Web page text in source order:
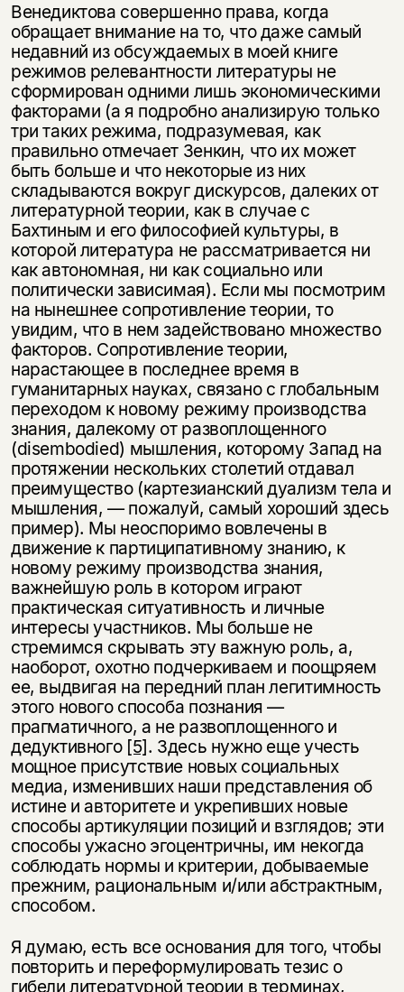
Венедиктова совершенно права, когда
обращает внимание на то, что даже самый
недавний из обсуждаемых в моей книге
режимов релевантности литературы не
сформирован одними лишь экономическими
факторами (а я подробно анализирую только
три таких режима, подразумевая, как
правильно отмечает Зенкин, что их может
быть больше и что некоторые из них
складываются вокруг дискурсов, далеких от
литературной теории, как в случае с
Бахтиным и его философией культуры, в
которой литература не рассматривается ни
как автономная, ни как социально или
политически зависимая). Если мы посмотрим
на нынешнее сопротивление теории, то
увидим, что в нем задействовано множество
факторов. Сопротивление теории,
нарастающее в последнее время в
гуманитарных науках, связано с глобальным
переходом к новому режиму производства
знания, далекому от развоплощенного
(disembodied) мышления, которому Запад на
протяжении нескольких столетий отдавал
преимущество (картезианский дуализм тела и
мышления, — пожалуй, самый хороший здесь
пример). Мы неоспоримо вовлечены в
движение к партиципативному знанию, к
новому режиму производства знания,
важнейшую роль в котором играют
практическая ситуативность и личные
интересы участников. Мы больше не
стремимся скрывать эту важную роль, а,
наоборот, охотно подчеркиваем и поощряем
ее, выдвигая на передний план легитимность
этого нового способа познания —
прагматичного, а не развоплощенного и
дедуктивного [5]. Здесь нужно еще учесть
мощное присутствие новых социальных
медиа, изменивших наши представления об
истине и авторитете и укрепивших новые
способы артикуляции позиций и взглядов; эти
способы ужасно эгоцентричны, им некогда
соблюдать нормы и критерии, добываемые
прежним, рациональным и/или абстрактным,
способом.
Я думаю, есть все основания для того, чтобы
повторить и переформулировать тезис о
гибели литературной теории в терминах,